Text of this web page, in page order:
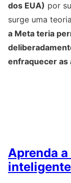
dos EUA) por
surge uma
a Meta teria
enfraquecer as
Aprenda